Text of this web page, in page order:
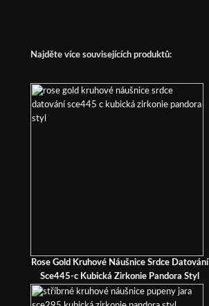
Najděte více souvisejících produktů:
Rose Gold Kruhové Náušnice Srdce Datování
Sce445-c Kubická Zirkonie Pandora Styl